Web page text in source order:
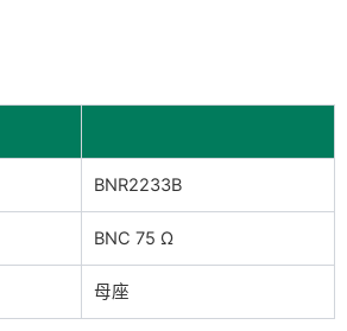
BNR2233B
BNC 75 Ω
母座